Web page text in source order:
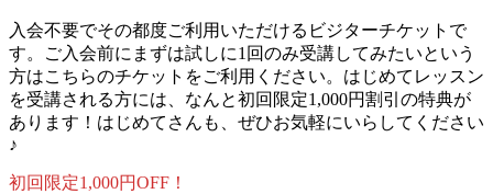
入会不要でその都度ご利用いただけるビジターチケットで
す。ご入会前にまずは試しに1回のみ受講してみたいという
方はこちらのチケットをご利用ください。はじめてレッスン
を受講される方には、なんと初回限定1,000円割引の特典が
あります！はじめてさんも、ぜひお気軽にいらしてください
♪
初回限定1,000円OFF！